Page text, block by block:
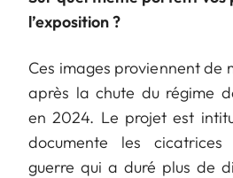
l’exposition ?
Ces images proviennent de
après la chute du régime
en 2024. Le projet est
documente les
guerre qui a duré plus de